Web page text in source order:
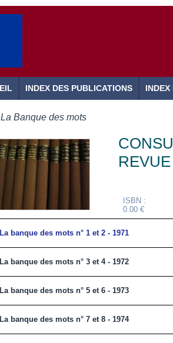
INDEX DES PUBLICATIONS INDEX
La Banque des mots
ISBN :
0.00 €
La banque des mots n° 1 et 2 - 1971
La banque des mots n° 3 et 4 - 1972
La banque des mots n° 5 et 6 - 1973
La banque des mots n° 7 et 8 - 1974